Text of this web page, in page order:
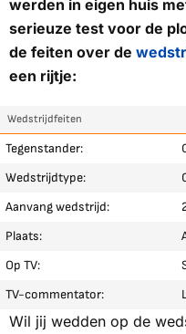
werden in eigen huis
serieuze test voor de
de feiten over de
een rijtje:
Wedstrijdfeiten
Tegenstander:
Wedstrijdtype:
Aanvang wedstrijd:
Plaats:
Op TV:
TV-commentator:
Wil jij wedden op de